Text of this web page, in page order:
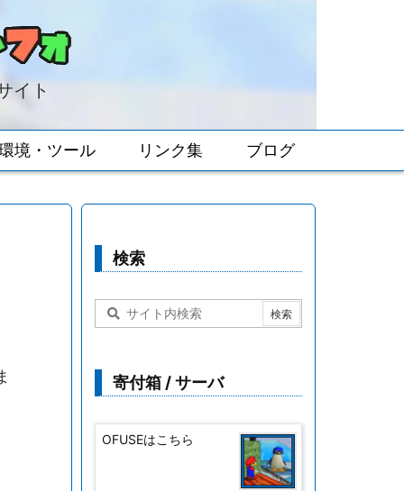
イト
境・ツール リンク集 ブログ
検索
寄付箱 / サーバ
OFUSEはこちら